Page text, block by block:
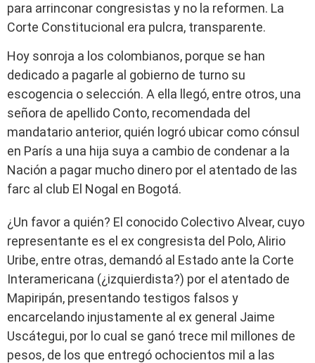
para arrinconar congresistas y no la reformen. La
Corte Constitucional era pulcra, transparente.
Hoy sonroja a los colombianos, porque se han
dedicado a pagarle al gobierno de turno su
escogencia o selección. A ella llegó, entre otros, una
señora de apellido Conto, recomendada del
mandatario anterior, quién logró ubicar como cónsul
en París a una hija suya a cambio de condenar a la
Nación a pagar mucho dinero por el atentado de las
farc al club El Nogal en Bogotá.
¿Un favor a quién? El conocido Colectivo Alvear, cuyo
representante es el ex congresista del Polo, Alirio
Uribe, entre otras, demandó al Estado ante la Corte
Interamericana (¿izquierdista?) por el atentado de
Mapiripán, presentando testigos falsos y
encarcelando injustamente al ex general Jaime
Uscátegui, por lo cual se ganó trece mil millones de
pesos, de los que entregó ochocientos mil a las